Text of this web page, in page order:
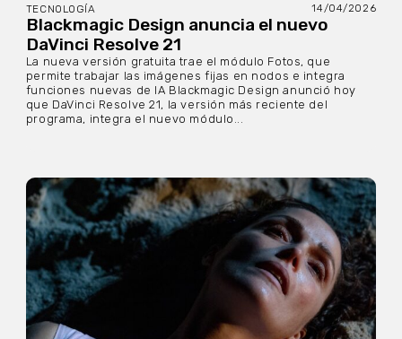
TECNOLOGÍA 14/04/2026
Blackmagic Design anuncia el nuevo
DaVinci Resolve 21
La nueva versión gratuita trae el módulo Fotos, que
permite trabajar las imágenes fijas en nodos e integra
funciones nuevas de IA Blackmagic Design anunció hoy
que DaVinci Resolve 21, la versión más reciente del
programa, integra el nuevo módulo...